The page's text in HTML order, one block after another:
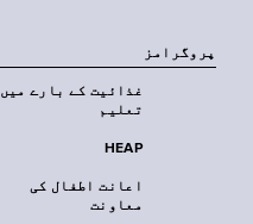
پروگرامز
غذائیت کے بارے میں
تعلیم
HEAP
اعانت اطفال کی
معاونت